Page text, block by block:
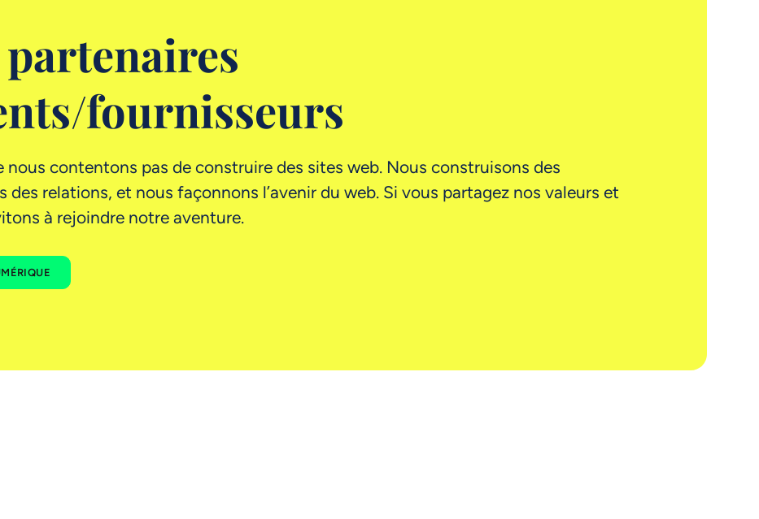
fournisseurs
nous contentons pas de construire des sites web. Nous construisons des
des relations, et nous façonnons l’avenir du web. Si vous partagez nos valeurs et
à rejoindre notre aventure.